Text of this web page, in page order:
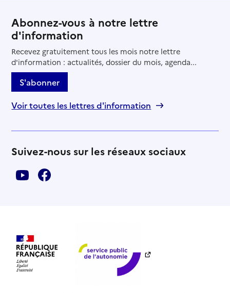
Abonnez-vous à notre lettre
d'information
Recevez gratuitement tous les mois notre lettre
d'information : actualités, dossier du mois, agenda...
S'abonner
Voir toutes les lettres d'information
Suivez-nous sur les réseaux sociaux